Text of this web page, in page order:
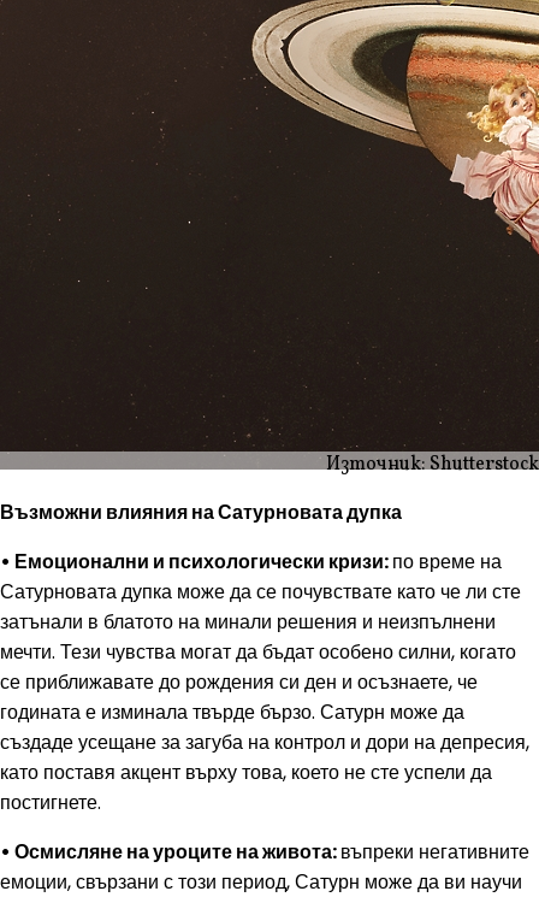
Източник: Shutterstock
Възможни влияния на Сатурновата дупка
• Емоционални и психологически кризи:по време на
Сатурновата дупка може да се почувствате като че ли сте
затънали в блатото на минали решения и неизпълнени
мечти. Тези чувства могат да бъдат особено силни, когато
се приближавате до рождения си ден и осъзнаете, че
годината е изминала твърде бързо. Сатурн може да
създаде усещане за загуба на контрол и дори на депресия,
като поставя акцент върху това, което не сте успели да
постигнете.
• Осмисляне на уроците на живота:въпреки негативните
емоции, свързани с този период, Сатурн може да ви научи